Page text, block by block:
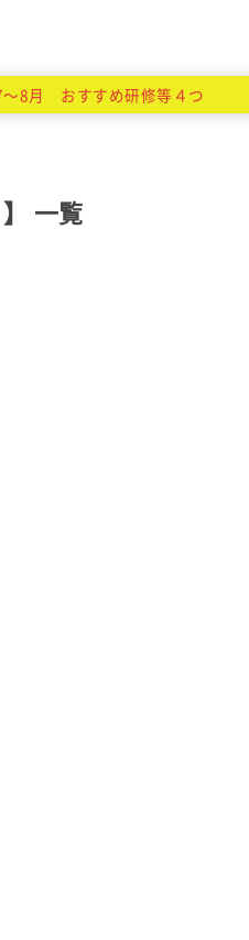
8月 おすすめ研修等４つ
一覧